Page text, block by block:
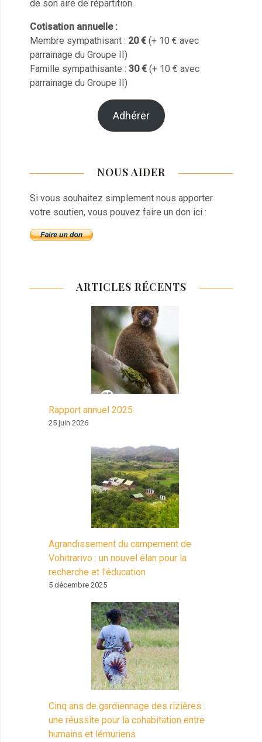
de son aire de répartition.
Cotisation annuelle :
Membre sympathisant : 20 € (+ 10 € avec
parrainage du Groupe II)
Famille sympathisante : 30 € (+ 10 € avec
parrainage du Groupe II)
Adhérer
NOUS AIDER
Si vous souhaitez simplement nous apporter
votre soutien, vous pouvez faire un don ici :
ARTICLES RÉCENTS
Rapport annuel 2025
25 juin 2026
Agrandissement du campement de
Vohitrarivo : un nouvel élan pour la
recherche et l’éducation
5 décembre 2025
Cinq ans de gardiennage des rizières :
une réussite pour la cohabitation entre
humains et lémuriens